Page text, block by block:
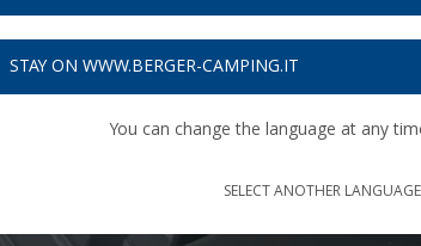
STAY ON WWW.BERGER-CAMPING.IT
You can change the language at any
SELECT ANOTHER LANGUAGE